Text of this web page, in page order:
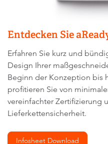
Entdecken Sie
Erfahren Sie kurz und
Design Ihrer
Beginn der Konzeption bis
profitieren Sie von
vereinfachter Zertifizierung
Lieferkettensicherheit.
Infosheet Download